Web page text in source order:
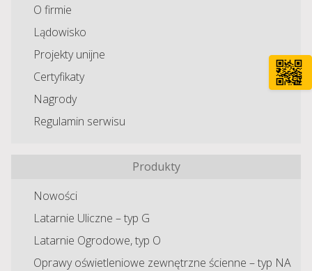
O firmie
Lądowisko
Projekty unijne
Certyfikaty
Nagrody
Regulamin serwisu
Produkty
Nowości
Latarnie Uliczne – typ G
Latarnie Ogrodowe, typ O
Oprawy oświetleniowe zewnętrzne ścienne – typ NA